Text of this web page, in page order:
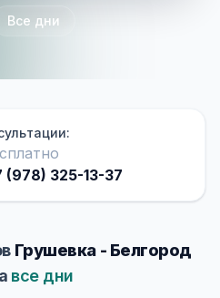
Все дни
(978) 325-13-37
Грушевка - Белгород
все дни